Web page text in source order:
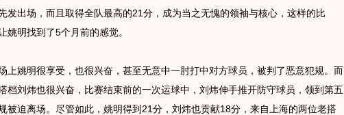
发出场，而且取得全队最高的21分，成为当之无愧的领袖与核心，这样的比
姚明找到了5个月前的感觉。
姚明很享受，也很兴奋，甚至无意中一肘打中对方球员，被判了恶意犯规。而
档刘炜也很兴奋，比赛结束前的一次运球中，刘炜伸手推开防守球员，领到第五
被迫离场。尽管如此，姚明得到21分，刘炜也贡献18分，来自上海的两位老搭